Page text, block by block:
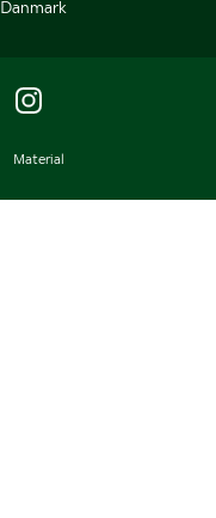
Danmark
Material